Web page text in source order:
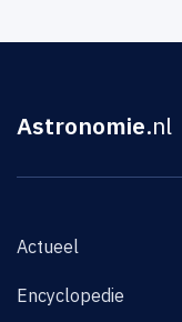
Astronomie.nl
Actueel
Encyclopedie